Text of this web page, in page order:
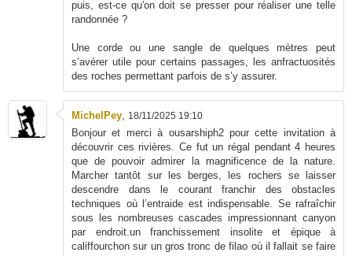
puis, est-ce qu'on doit se presser pour réaliser une telle
randonnée ?
Une corde ou une sangle de quelques mètres peut
s’avérer utile pour certains passages, les anfractuosités
des roches permettant parfois de s’y assurer.
MichelPey, 18/11/2025 19:10
Bonjour et merci à ousarshiph2 pour cette invitation à
découvrir ces rivières. Ce fut un régal pendant 4 heures
que de pouvoir admirer la magnificence de la nature.
Marcher tantôt sur les berges, les rochers se laisser
descendre dans le courant franchir des obstacles
techniques où l’entraide est indispensable. Se rafraîchir
sous les nombreuses cascades impressionnant canyon
par endroit.un franchissement insolite et épique à
califfourchon sur un gros tronc de filao où il fallait se faire